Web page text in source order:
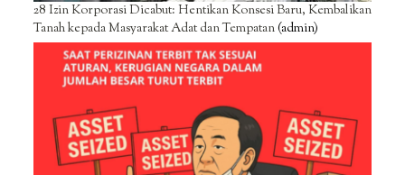
28 Izin Korporasi Dicabut: Hentikan Konsesi Baru, Kembalikan
Tanah kepada Masyarakat Adat dan Tempatan(admin)